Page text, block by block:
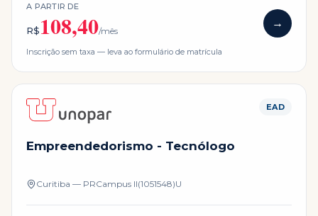
A PARTIR DE
R$108,40/mês
→
Inscrição sem taxa — leva ao formulário de matrícula
EAD
Empreendedorismo - Tecnólogo
Curitiba — PRCampus II(1051548)U